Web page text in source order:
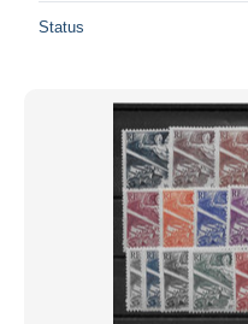
Status